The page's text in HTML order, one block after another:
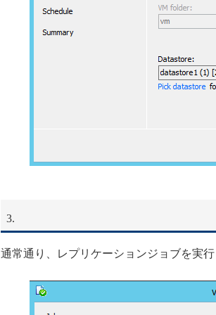
3.
通常通り、レプリケーションジョブを実